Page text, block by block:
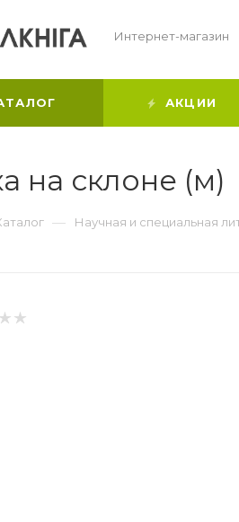
Интернет-магазин
АКЦИИ
на склоне (м)
— Научная и специальная